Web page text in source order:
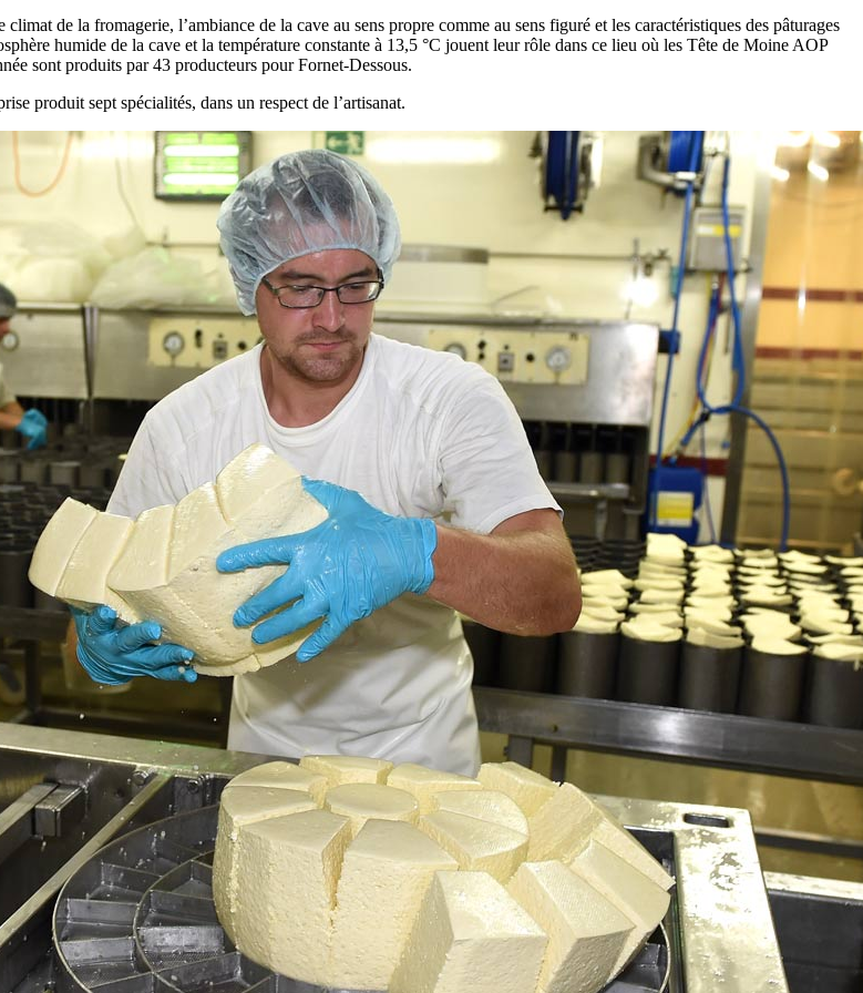
de la fromagerie, l’ambiance de la cave au sens propre comme au sens figuré et les caractéristiques des pâturages
humide de la cave et la température constante à 13,5 °C jouent leur rôle dans ce lieu où les Tête de Moine AOP
sont produits par 43 producteurs pour Fornet-Dessous.
produit sept spécialités, dans un respect de l’artisanat.